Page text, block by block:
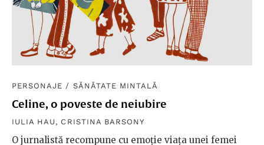
PERSONAJE / SĂNĂTATE MINTALĂ
Celine, o poveste de neiubire
IULIA HAU , CRISTINA BARSONY
O jurnalistă recompune cu emoție viața unei femei